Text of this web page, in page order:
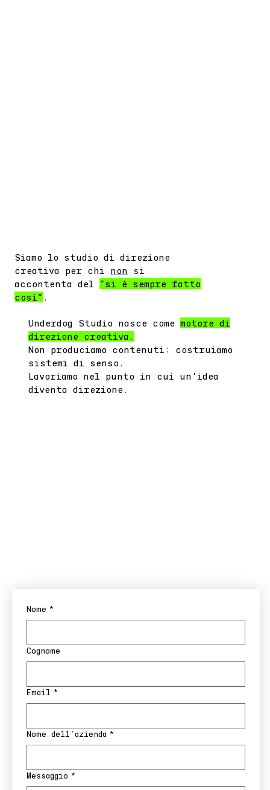
Siamo lo studio di direzione
creativa per chi non si
accontenta del
"si è sempre fatto
così" .
Underdog Studio nasce comemotore di
direzione creativa.
Non produciamo contenuti: costruiamo
sistemi di senso.
Lavoriamo nel punto in cui un’idea
diventa direzione.
Nome *
Cognome
Email *
Nome dell'azienda *
Messaggio *